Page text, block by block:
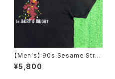
【Men's】 90s Sesame Stre
et Elmo Tシャツ / 90年代 テ
ィーシャツ T-Shirt エルモ holi
¥5,800